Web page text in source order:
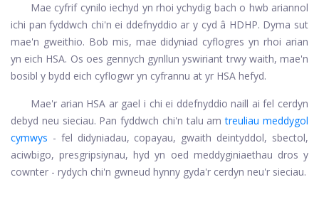
Mae cyfrif cynilo iechyd yn rhoi ychydig bach o hwb ariannol
ichi pan fyddwch chi'n ei ddefnyddio ar y cyd â HDHP. Dyma sut
mae'n gweithio. Bob mis, mae didyniad cyflogres yn rhoi arian
yn eich HSA. Os oes gennych gynllun yswiriant trwy waith, mae'n
bosibl y bydd eich cyflogwr yn cyfrannu at yr HSA hefyd.
Mae'r arian HSA ar gael i chi ei ddefnyddio naill ai fel cerdyn
debyd neu sieciau. Pan fyddwch chi'n talu am treuliau meddygol
cymwys - fel didyniadau, copayau, gwaith deintyddol, sbectol,
aciwbigo, presgripsiynau, hyd yn oed meddyginiaethau dros y
cownter - rydych chi'n gwneud hynny gyda'r cerdyn neu'r sieciau.